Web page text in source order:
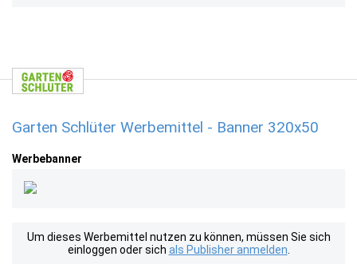
Garten Schlüter Werbemittel - Banner 320x50
Werbebanner
Um dieses Werbemittel nutzen zu können, müssen Sie sich
einloggen oder sich als Publisher anmelden